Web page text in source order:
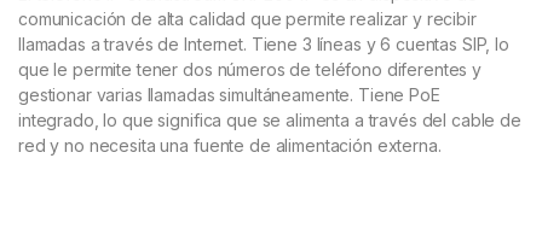
comunicación de alta calidad que permite realizar y recibir
llamadas a través de Internet. Tiene 3 líneas y 6 cuentas SIP, lo
que le permite tener dos números de teléfono diferentes y
gestionar varias llamadas simultáneamente. Tiene PoE
integrado, lo que significa que se alimenta a través del cable de
red y no necesita una fuente de alimentación externa.